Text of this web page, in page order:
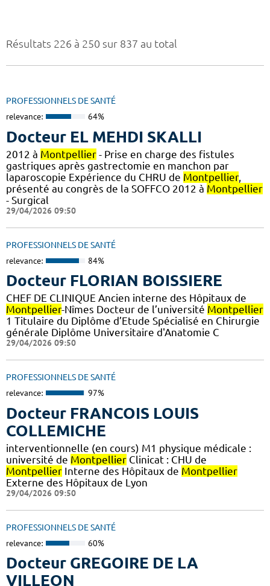
Résultats 226 à 250 sur 837 au total
PROFESSIONNELS DE SANTÉ
relevance: 64%
Docteur EL MEHDI SKALLI
2012 à Montpellier - Prise en charge des fistules
gastriques après gastrectomie en manchon par
laparoscopie Expérience du CHRU de Montpellier,
présenté au congrès de la SOFFCO 2012 à Montpellier
- Surgical
29/04/2026 09:50
PROFESSIONNELS DE SANTÉ
relevance: 84%
Docteur FLORIAN BOISSIERE
CHEF DE CLINIQUE Ancien interne des Hôpitaux de
Montpellier-Nîmes Docteur de l’université Montpellier
1 Titulaire du Diplôme d’Etude Spécialisé en Chirurgie
générale Diplôme Universitaire d'Anatomie C
29/04/2026 09:50
PROFESSIONNELS DE SANTÉ
relevance: 97%
Docteur FRANCOIS LOUIS
COLLEMICHE
interventionnelle (en cours) M1 physique médicale :
université de Montpellier Clinicat : CHU de
Montpellier Interne des Hôpitaux de Montpellier
Externe des Hôpitaux de Lyon
29/04/2026 09:50
PROFESSIONNELS DE SANTÉ
relevance: 60%
Docteur GREGOIRE DE LA
VILLEON